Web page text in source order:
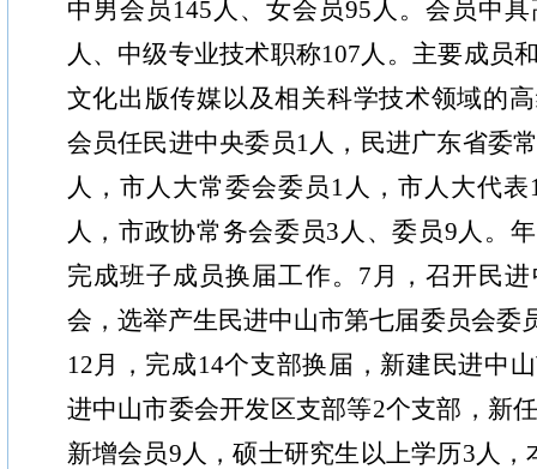
中男会员145人、女会员95人。会员中
人、中级专业技术职称107人。主要成员
文化出版传媒以及相关科学技术领域的
会员任民进中央委员1人，民进广东省委
人，市人大常委会委员1人，市人大代
人，市政协常务会委员3人、委员9人。
完成班子成员换届工作。7月，召开民
会，选举产生民进中山市第七届委员会委
12月，完成14个支部换届，新建民进中
进中山市委会开发区支部等2个支部，新
新增会员9人，硕士研究生以上学历3人